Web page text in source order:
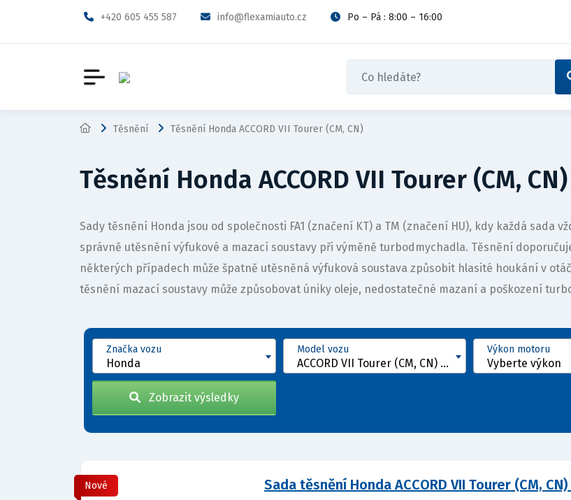
+420 605 455 587 info@flexamiauto.cz Po – Pá : 8:00 – 16:00
Těsnění Těsnění Honda ACCORD VII Tourer (CM, CN)
Těsnění Honda ACCORD VII Tourer (CM, CN)
Sady těsnění Honda jsou od společnosti FA1 (značení KT) a TM (značení HU), kdy každá sada
správně utěsnění výfukové a mazací soustavy při výměně turbodmychadla. Těsnění
některých případech může špatně utěsněná výfuková soustava způsobit hlasité houkání v
těsnění mazací soustavy může způsobovat úniky oleje, nedostatečné mazaní a poškození
Honda
Značka vozu
ACCORD VII Tourer (CM, CN) [2003 - 2008]
Model vozu
Vyberte výkon
Výkon motoru
Zobrazit výsledky
Nové Sada těsnění Honda ACCORD VII Tourer (CM,